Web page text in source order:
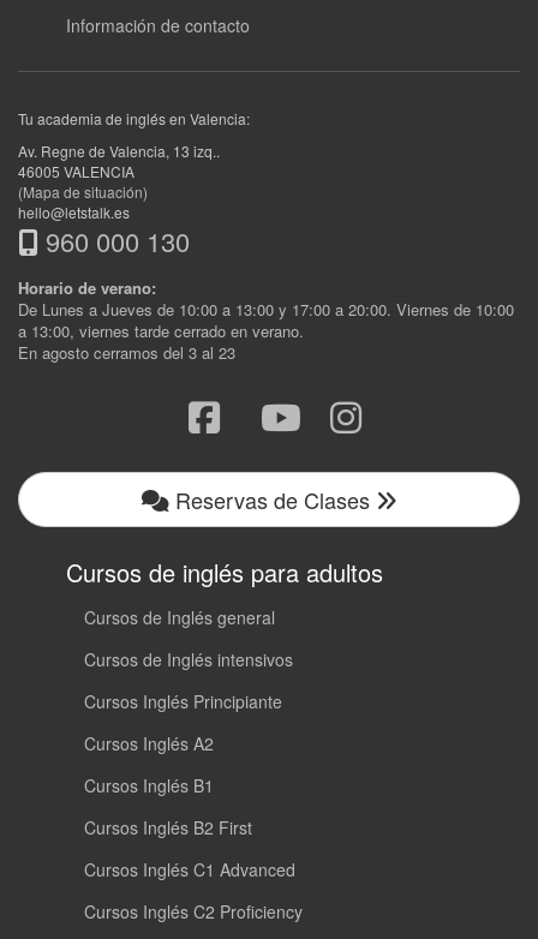
Información de contacto
Tu academia de inglés en Valencia:
Av. Regne de Valencia, 13 izq..
46005 VALENCIA
(Mapa de situación)
hello@letstalk.es
960 000 130
Horario de verano:
De Lunes a Jueves de 10:00 a 13:00 y 17:00 a 20:00. Viernes de 10:00
a 13:00, viernes tarde cerrado en verano.
En agosto cerramos del 3 al 23
Reservas de Clases
Cursos de inglés para adultos
Cursos de Inglés general
Cursos de Inglés intensivos
Cursos Inglés Principiante
Cursos Inglés A2
Cursos Inglés B1
Cursos Inglés B2 First
Cursos Inglés C1 Advanced
Cursos Inglés C2 Proficiency